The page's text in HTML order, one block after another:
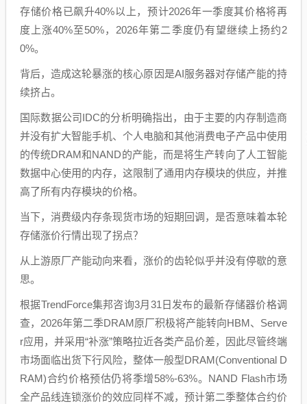
存储价格已飙升40%以上，预计2026年一季度其价格将再
度上涨40%至50%，2026年第二季度仍有望继续上扬约2
0%。
背后，造成这轮暴涨的核心原因是AI服务器对存储产能的持
续挤占。
国际数据公司IDC的分析明确指出，由于主要的内存制造商
并没有扩大智能手机、个人电脑和其他消费电子产品中使用
的传统DRAM和NAND的产能，而是将生产转向了人工智能
数据中心使用的内存，这限制了通用内存模块的供应，并推
高了所有内存模块的价格。
当下，消费级内存条现货市场的短期回调，是否意味着本轮
存储涨价行情出现了拐点？
从上游原厂产能动向来看，涨价的齿轮似乎并没有停歇的意
思。
根据TrendForce集邦咨询3月31日发布的最新存储器价格调
查，2026年第二季DRAM原厂积极将产能转向HBM、Serve
r应用，并采用“补涨”策略拉近各类产品价差，因此尽管终端
市场面临出货下行风险，整体一般型DRAM(Conventional D
RAM)合约价格预估仍将季增58%-63%。NAND Flash市场
全产品线连锁涨价的效应同样不减，预计第二季整体合约价